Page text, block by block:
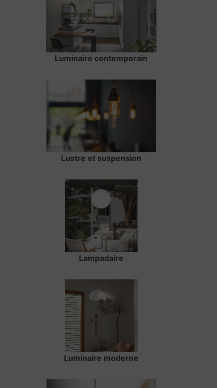
Luminaire contemporain
Lustre et suspension
Lampadaire
Luminaire moderne